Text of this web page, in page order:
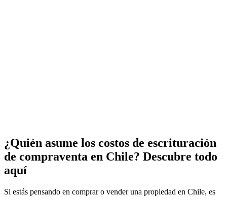
¿Quién asume los costos de escrituración
de compraventa en Chile? Descubre todo
aquí
Si estás pensando en comprar o vender una propiedad en Chile, es